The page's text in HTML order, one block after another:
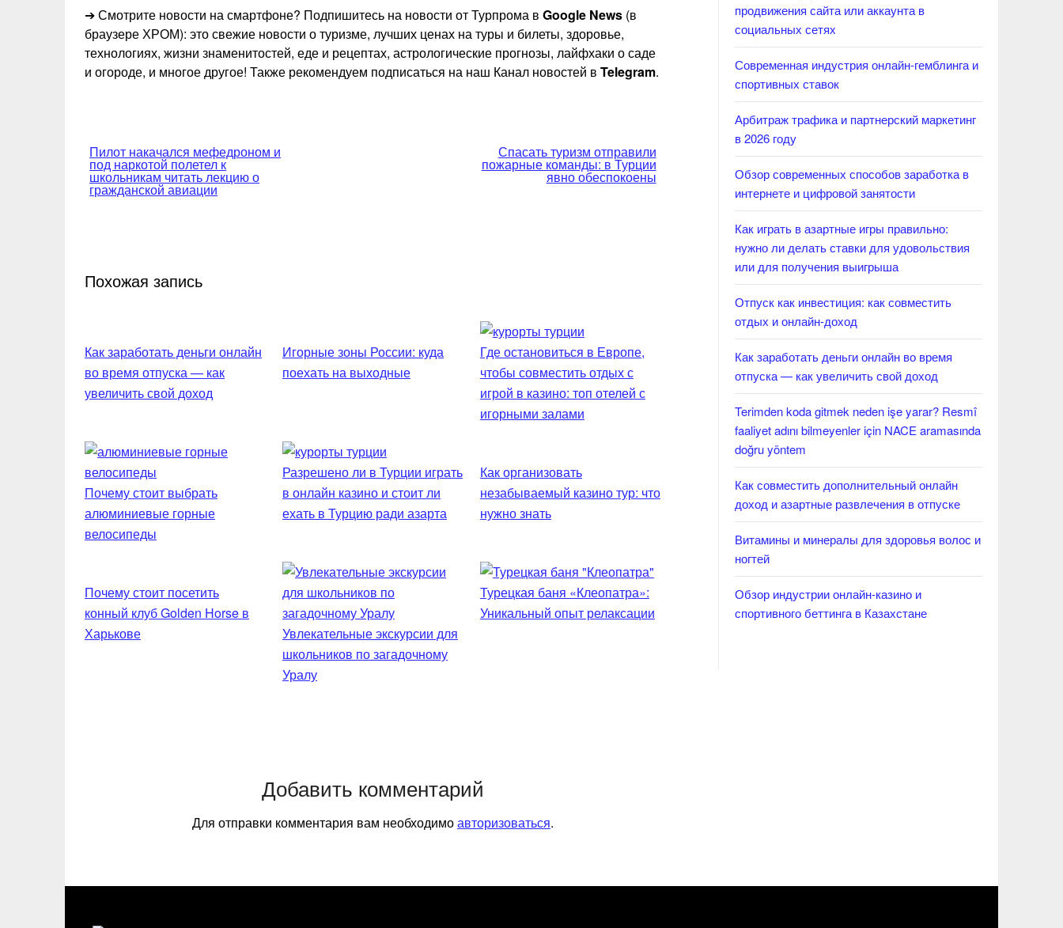
➔ Смотрите новости на смартфоне? Подпишитесь на новости от Турпрома в Google News (в
браузере ХРОМ): это свежие новости о туризме, лучших ценах на туры и билеты, здоровье,
технологиях, жизни знаменитостей, еде и рецептах, астрологические прогнозы, лайфхаки о саде
и огороде, и многое другое! Также рекомендуем подписаться на наш Канал новостей в Telegram.
Навигация
записям
Пилот накачался мефедроном и
под наркотой полетел к
школьникам читать лекцию о
гражданской авиации
Спасать туризм отправили
пожарные команды: в Турции
явно обеспокоены
Похожая запись
Как заработать деньги онлайн
во время отпуска — как
увеличить свой доход
Игорные зоны России: куда
поехать на выходные
Где остановиться в Европе,
чтобы совместить отдых с
игрой в казино: топ отелей с
игорными залами
Почему стоит выбрать
алюминиевые горные
велосипеды
Разрешено ли в Турции играть
в онлайн казино и стоит ли
ехать в Турцию ради азарта
Как организовать
незабываемый казино тур: что
нужно знать
Почему стоит посетить
конный клуб Golden Horse в
Харькове
Увлекательные экскурсии для
школьников по загадочному
Уралу
Турецкая баня «Клеопатра»:
Уникальный опыт релаксации
Добавить комментарий
Для отправки комментария вам необходимоавторизоваться.
продвижения сайта или аккаунта в
социальных сетях
Современная индустрия онлайн-гемблинга и
спортивных ставок
Арбитраж трафика и партнерский маркетинг
в 2026 году
Обзор современных способов заработка в
интернете и цифровой занятости
Как играть в азартные игры правильно:
нужно ли делать ставки для удовольствия
или для получения выигрыша
Отпуск как инвестиция: как совместить
отдых и онлайн-доход
Как заработать деньги онлайн во время
отпуска — как увеличить свой доход
Terimden koda gitmek neden işe yarar? Resmî
faaliyet adını bilmeyenler için NACE aramasında
doğru yöntem
Как совместить дополнительный онлайн
доход и азартные развлечения в отпуске
Витамины и минералы для здоровья волос и
ногтей
Обзор индустрии онлайн-казино и
спортивного беттинга в Казахстане